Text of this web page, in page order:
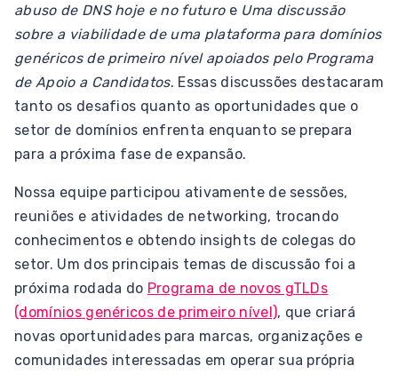
abuso de DNS hoje e no futuroe Uma discussão
sobre a viabilidade de uma plataforma para domínios
genéricos de primeiro nível apoiados pelo Programa
de Apoio a Candidatos. Essas discussões destacaram
tanto os desafios quanto as oportunidades que o
setor de domínios enfrenta enquanto se prepara
para a próxima fase de expansão.
Nossa equipe participou ativamente de sessões,
reuniões e atividades de networking, trocando
conhecimentos e obtendo insights de colegas do
setor. Um dos principais temas de discussão foi a
próxima rodada do Programa de novos gTLDs
(domínios genéricos de primeiro nível), que criará
novas oportunidades para marcas, organizações e
comunidades interessadas em operar sua própria